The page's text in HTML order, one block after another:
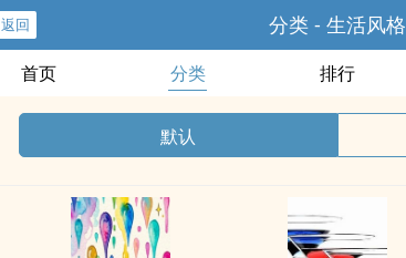
返回 分类 - 生活风格
首页 分类 排行
默认